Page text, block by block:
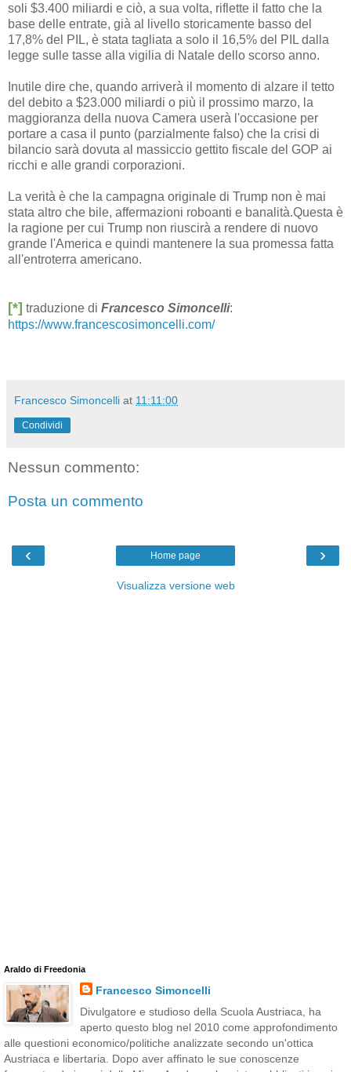
soli $3.400 miliardi e ciò, a sua volta, riflette il fatto che la
base delle entrate, già al livello storicamente basso del
17,8% del PIL, è stata tagliata a solo il 16,5% del PIL dalla
legge sulle tasse alla vigilia di Natale dello scorso anno.
Inutile dire che, quando arriverà il momento di alzare il tetto
del debito a $23.000 miliardi o più il prossimo marzo, la
maggioranza della nuova Camera userà l'occasione per
portare a casa il punto (parzialmente falso) che la crisi di
bilancio sarà dovuta al massiccio gettito fiscale del GOP ai
ricchi e alle grandi corporazioni.
La verità è che la campagna originale di Trump non è mai
stata altro che bile, affermazioni roboanti e banalità.Questa è
la ragione per cui Trump non riuscirà a rendere di nuovo
grande l'America e quindi mantenere la sua promessa fatta
all'entroterra americano.
[*] traduzione di Francesco Simoncelli:
https://www.francescosimoncelli.com/
Francesco Simoncelli at 11:11:00
Condividi
Nessun commento:
Posta un commento
‹ ›
Home page
Visualizza versione web
Araldo di Freedonia
Francesco Simoncelli
Divulgatore e studioso della Scuola Austriaca, ha
aperto questo blog nel 2010 come approfondimento
alle questioni economico/politiche analizzate secondo un'ottica
Austriaca e libertaria. Dopo aver affinato le sue conoscenze